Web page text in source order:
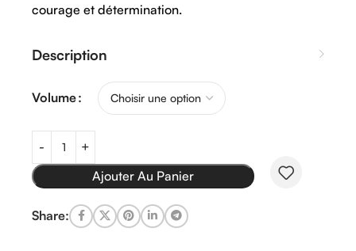
courage et détermination.
Description
Volume
Ajouter Au Panier
Share: